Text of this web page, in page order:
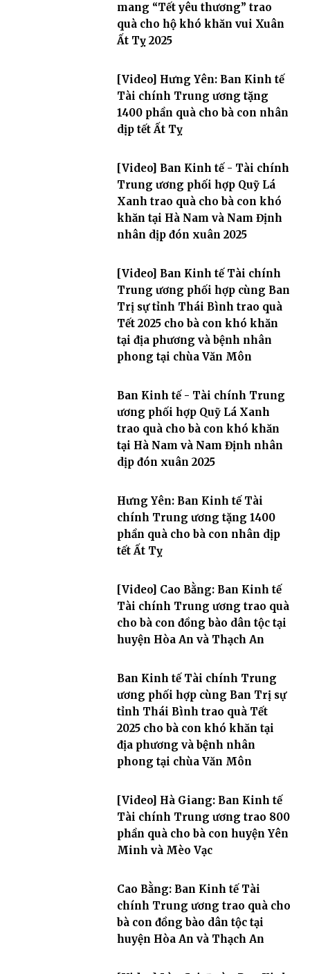
mang “Tết yêu thương” trao
quà cho hộ khó khăn vui Xuân
Ất Tỵ 2025
[Video] Hưng Yên: Ban Kinh tế
Tài chính Trung ương tặng
1400 phần quà cho bà con nhân
dịp tết Ất Tỵ
[Video] Ban Kinh tế - Tài chính
Trung ương phối hợp Quỹ Lá
Xanh trao quà cho bà con khó
khăn tại Hà Nam và Nam Định
nhân dịp đón xuân 2025
[Video] Ban Kinh tế Tài chính
Trung ương phối hợp cùng Ban
Trị sự tỉnh Thái Bình trao quà
Tết 2025 cho bà con khó khăn
tại địa phương và bệnh nhân
phong tại chùa Văn Môn
Ban Kinh tế - Tài chính Trung
ương phối hợp Quỹ Lá Xanh
trao quà cho bà con khó khăn
tại Hà Nam và Nam Định nhân
dịp đón xuân 2025
Hưng Yên: Ban Kinh tế Tài
chính Trung ương tặng 1400
phần quà cho bà con nhân dịp
tết Ất Tỵ
[Video] Cao Bằng: Ban Kinh tế
Tài chính Trung ương trao quà
cho bà con đồng bào dân tộc tại
huyện Hòa An và Thạch An
Ban Kinh tế Tài chính Trung
ương phối hợp cùng Ban Trị sự
tỉnh Thái Bình trao quà Tết
2025 cho bà con khó khăn tại
địa phương và bệnh nhân
phong tại chùa Văn Môn
[Video] Hà Giang: Ban Kinh tế
Tài chính Trung ương trao 800
phần quà cho bà con huyện Yên
Minh và Mèo Vạc
Cao Bằng: Ban Kinh tế Tài
chính Trung ương trao quà cho
bà con đồng bào dân tộc tại
huyện Hòa An và Thạch An